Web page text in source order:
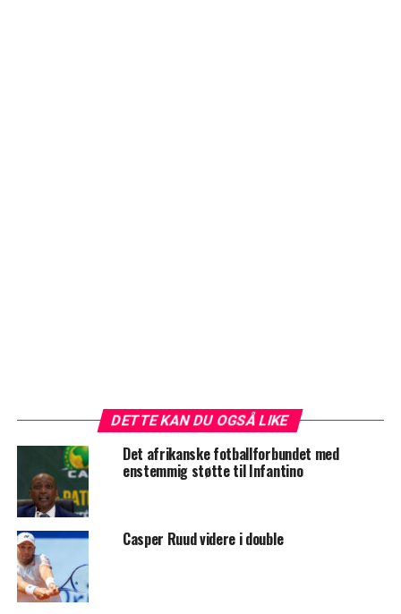
DETTE KAN DU OGSÅ LIKE
Det afrikanske fotballforbundet med
enstemmig støtte til Infantino
Casper Ruud videre i double